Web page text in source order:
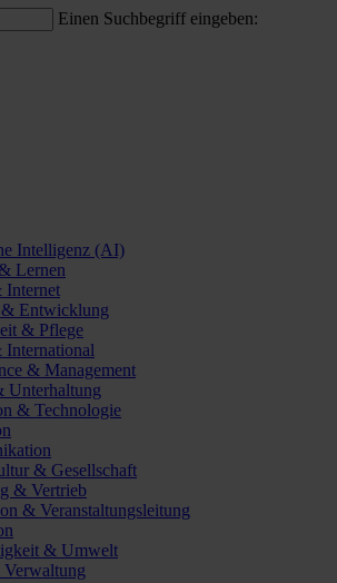
Einen Suchbegriff eingeben:
Intelligenz (AI)
Lernen
Entwicklung
& Pflege
& Management
Unterhaltung
& Technologie
& Gesellschaft
& Vertrieb
& Veranstaltungsleitung
& Umwelt